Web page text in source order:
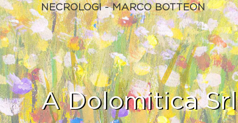
A Dolomitica Srl
NECROLOGI - MARCO BOTTEON